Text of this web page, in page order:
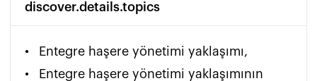
discover.details.topics
•	Entegre haşere yönetimi yaklaşımı,
•	Entegre haşere yönetimi yaklaşımının